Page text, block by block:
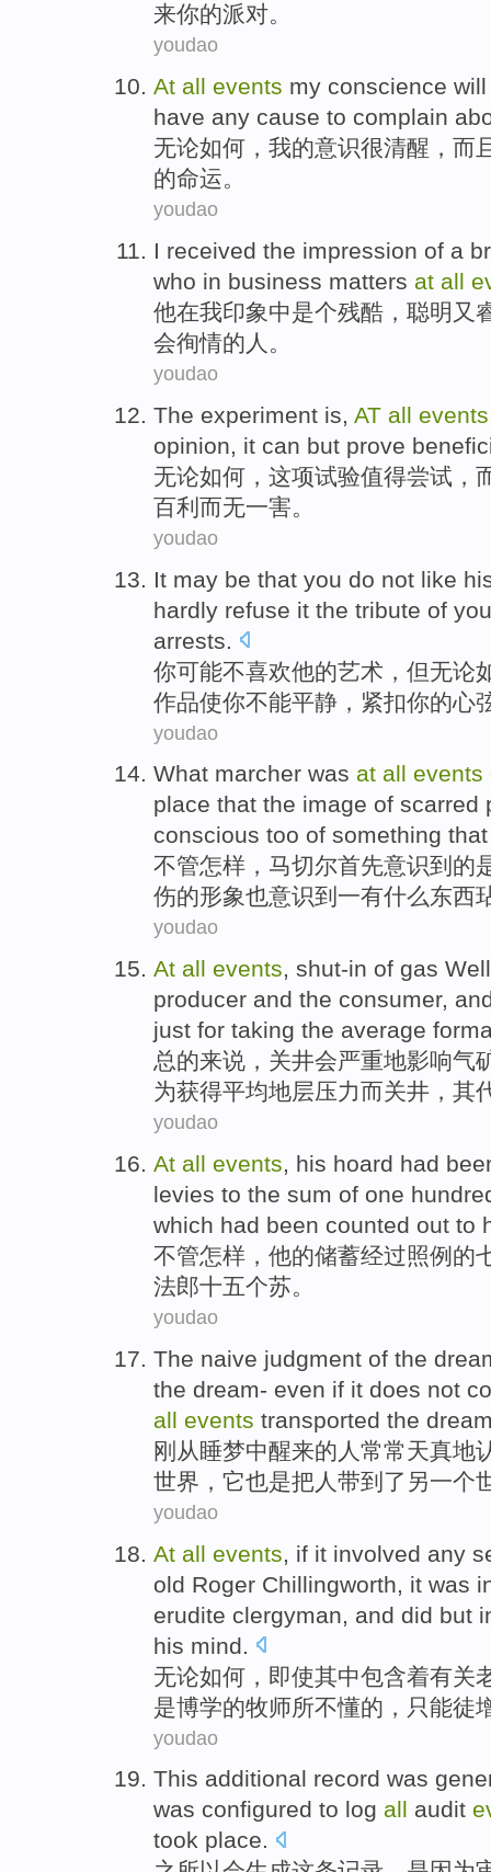
来你的派对。
youdao
At all events my conscience
have any cause to complain
无论如何， 我的意识很清醒， 而
的命运。
youdao
I received the impression of a
who in business matters at all
他在我印象中是个残酷， 聪明 又
会徇情的人。
youdao
The experiment is, AT all events
opinion, it can but prove
无论如何， 这项试验值得尝试 ，
百利 而无一害。
youdao
It may be that you do not like
hardly refuse it the tribute of
arrests.
你可能不喜欢他的艺术 ， 但无论
作品使你不能平静， 紧扣你的心
youdao
What marcher was at all events
place that the image of scarred
conscious too of something
不管怎样 ，马切尔首先意识到 的
伤的形象也意识到一有什么东西
youdao
At all events, shut-in of gas
producer and the consumer,
just for taking the average
总的来说 ， 关井会严重地影响气
为获得平均地层压力而关井 ， 其
youdao
At all events, his hoard had
levies to the sum of one
which had been counted out to
不管怎样， 他的储蓄经过照例 的
法郎十五个苏。
youdao
The naive judgment of the
the dream- even if it does not
all events transported the
刚从睡梦中醒来的 人 常常天真地
世界 ， 它也是把人 带到了另一个
youdao
At all events if it involved any
old Roger Chillingworth , it was
erudite clergyman, and did but
his mind.
无论如何， 即使其中包含着有关
是博学的牧师所不懂的，只能徒
youdao
This additional record was
was configured to log all audit
took place.